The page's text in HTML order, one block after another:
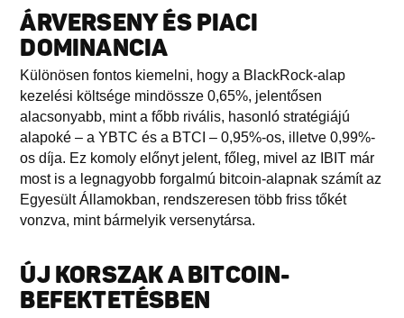
ÁRVERSENY ÉS PIACI
DOMINANCIA
Különösen fontos kiemelni, hogy a BlackRock-alap
kezelési költsége mindössze 0,65%, jelentősen
alacsonyabb, mint a főbb rivális, hasonló stratégiájú
alapoké – a YBTC és a BTCI – 0,95%-os, illetve 0,99%-
os díja. Ez komoly előnyt jelent, főleg, mivel az IBIT már
most is a legnagyobb forgalmú bitcoin-alapnak számít az
Egyesült Államokban, rendszeresen több friss tőkét
vonzva, mint bármelyik versenytársa.
ÚJ KORSZAK A BITCOIN-
BEFEKTETÉSBEN